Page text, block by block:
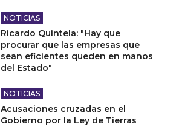
NOTICIAS
Ricardo Quintela: "Hay que
procurar que las empresas que
sean eficientes queden en manos
del Estado"
NOTICIAS
Acusaciones cruzadas en el
Gobierno por la Ley de Tierras